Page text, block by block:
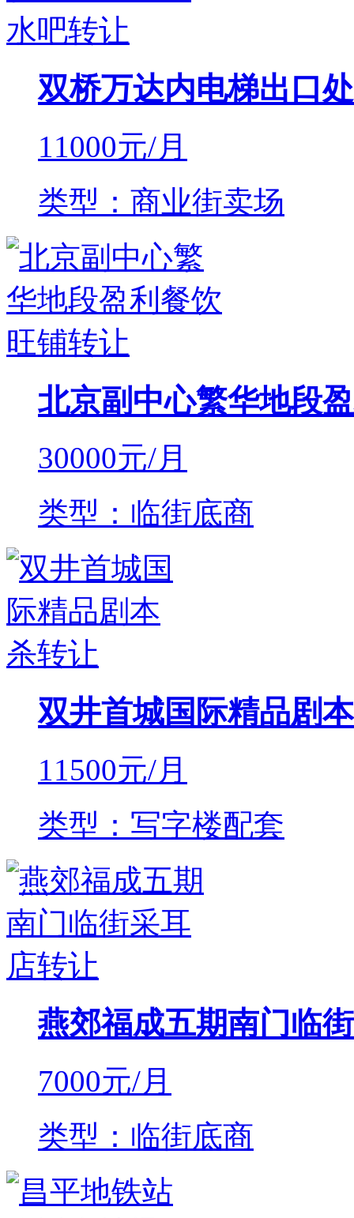
双桥万达内电梯出口
11000元/月
类型：商业街卖场
北京副中心繁华地段
30000元/月
类型：临街底商
双井首城国际精品剧
11500元/月
类型：写字楼配套
燕郊福成五期南门临
7000元/月
类型：临街底商